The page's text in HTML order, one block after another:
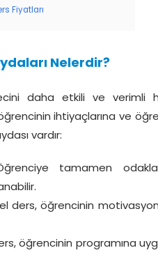
Fiyatları
Nelerdir?
daha etkili ve verimli
ihtiyaçlarına ve
vardır:
tamamen
ders, öğrencinin
öğrencinin programına